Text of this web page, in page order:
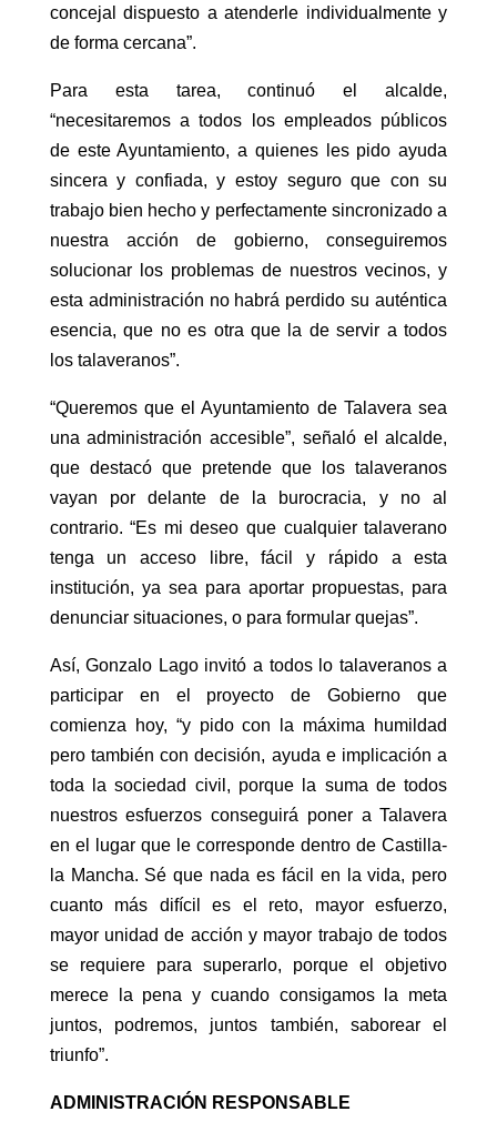
concejal dispuesto a atenderle individualmente y
de forma cercana”.
Para esta tarea, continuó el alcalde,
“necesitaremos a todos los empleados públicos
de este Ayuntamiento, a quienes les pido ayuda
sincera y confiada, y estoy seguro que con su
trabajo bien hecho y perfectamente sincronizado a
nuestra acción de gobierno, conseguiremos
solucionar los problemas de nuestros vecinos, y
esta administración no habrá perdido su auténtica
esencia, que no es otra que la de servir a todos
los talaveranos”.
“Queremos que el Ayuntamiento de Talavera sea
una administración accesible”, señaló el alcalde,
que destacó que pretende que los talaveranos
vayan por delante de la burocracia, y no al
contrario. “Es mi deseo que cualquier talaverano
tenga un acceso libre, fácil y rápido a esta
institución, ya sea para aportar propuestas, para
denunciar situaciones, o para formular quejas”.
Así, Gonzalo Lago invitó a todos lo talaveranos a
participar en el proyecto de Gobierno que
comienza hoy, “y pido con la máxima humildad
pero también con decisión, ayuda e implicación a
toda la sociedad civil, porque la suma de todos
nuestros esfuerzos conseguirá poner a Talavera
en el lugar que le corresponde dentro de Castilla-
la Mancha. Sé que nada es fácil en la vida, pero
cuanto más difícil es el reto, mayor esfuerzo,
mayor unidad de acción y mayor trabajo de todos
se requiere para superarlo, porque el objetivo
merece la pena y cuando consigamos la meta
juntos, podremos, juntos también, saborear el
triunfo”.
ADMINISTRACIÓN RESPONSABLE